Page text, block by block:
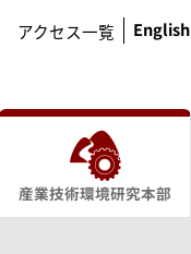
アクセス一覧 English
産業技術環境研究本部